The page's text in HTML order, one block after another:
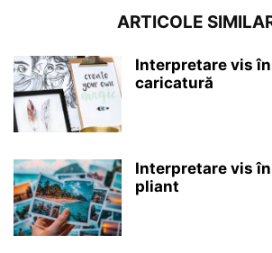
ARTICOLE
Interpretare vis
caricatură
Interpretare vis
pliant